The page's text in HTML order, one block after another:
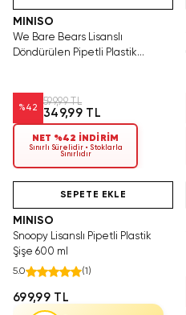
MINISO
We Bare Bears Lisanslı
Döndürülen Pipetli Plastik
%42
599,99 TL
349,99 TL
NET %42 İNDİRİM
Sınırlı Sürelidir • Stoklarla
Sınırlıdır
SEPETE EKLE
MINISO
Snoopy Lisanslı Pipetli Plastik
Şişe 600 ml
5.0 (1 )
699,99 TL